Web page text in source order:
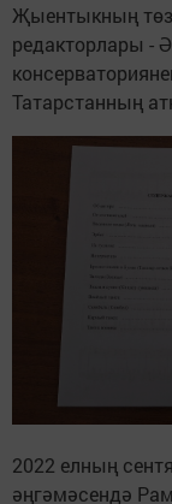
Җыентыкның
редакторлары -
Татарстанның
2022 елның
әңгәмәсендә